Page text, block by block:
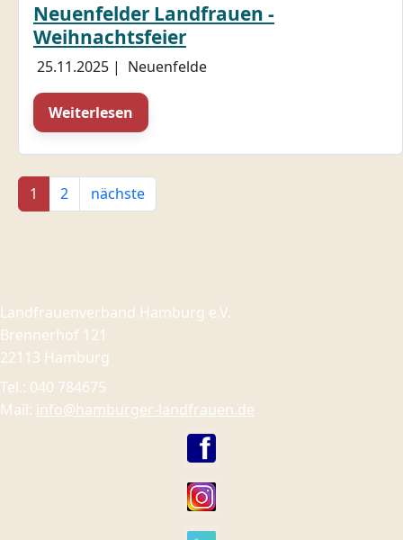
Neuenfelder Landfrauen -
Weihnachtsfeier
25.11.2025 | Neuenfelde
Weiterlesen
1 2 nächste
Landfrauenverband Hamburg e.V.
Brennerhof 121
22113 Hamburg
Tel.: 040 784675
Mail: info@hamburger-landfrauen.de